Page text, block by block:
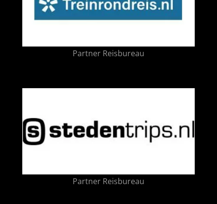
Partner Reisbureau
Partner Reisbureau